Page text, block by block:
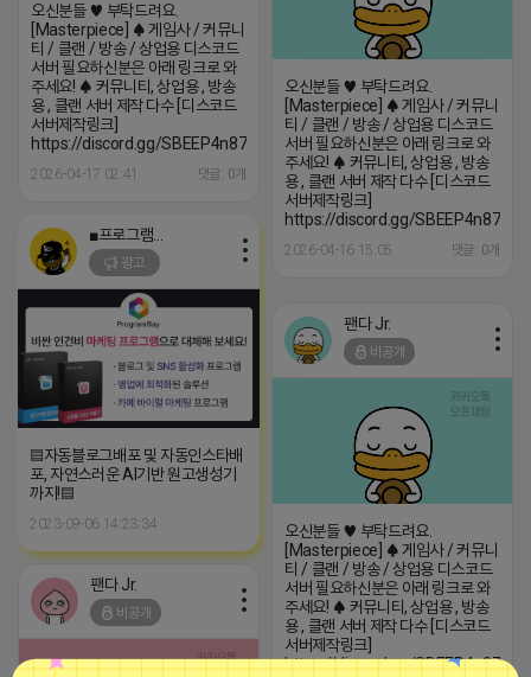
오신분들 ♥ 부탁드려요.
[Masterpiece] ♠ 게임사 / 커뮤니
티 / 클랜 / 방송 / 상업용 디스코드
서버 필요하신분은 아래 링크로 와
주세요! ♠ 커뮤니티, 상업용 , 방송
용 , 클랜 서버 제작 다수 [디스코드
서버제작링크]
https://discord.gg/SBEEP4n87z
2026-04-17 02:41 댓글: 0개
오신분들 ♥ 부탁드려요.
[Masterpiece] ♠ 게임사 / 커뮤니
티 / 클랜 / 방송 / 상업용 디스코드
서버 필요하신분은 아래 링크로 와
주세요! ♠ 커뮤니티, 상업용 , 방송
용 , 클랜 서버 제작 다수 [디스코드
서버제작링크]
https://discord.gg/SBEEP4n87z
2026-04-16 15:05 댓글: 0개
광고
▤자동블로그배포 및 자동인스타배
포, 자연스러운 AI기반 원고생성기
까지!▤
2023-09-06 14:23:34
팬다 Jr.
비공개
오신분들 ♥ 부탁드려요.
[Masterpiece] ♠ 게임사 / 커뮤니
티 / 클랜 / 방송 / 상업용 디스코드
서버 필요하신분은 아래 링크로 와
주세요! ♠ 커뮤니티, 상업용 , 방송
용 , 클랜 서버 제작 다수 [디스코드
서버제작링크]
https://discord.gg/SBEEP4n87z
팬다 Jr.
비공개